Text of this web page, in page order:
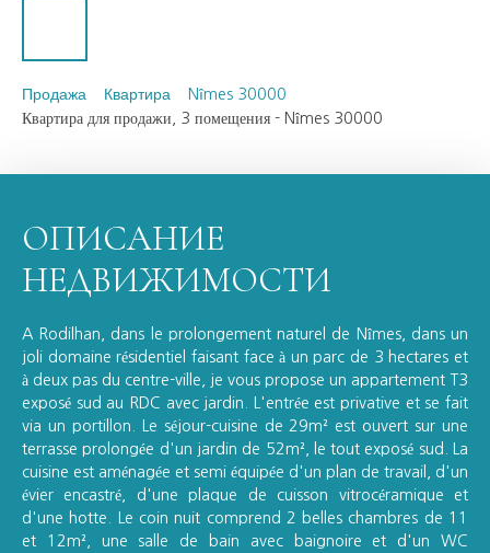
Продажа Квартира
Nîmes 30000
Квартира для продажи, 3 помещения - Nîmes 30000
ОПИСАНИЕ
НЕДВИЖИМОСТИ
A Rodilhan, dans le prolongement naturel de Nîmes, dans un
joli domaine résidentiel faisant face à un parc de 3 hectares et
à deux pas du centre-ville, je vous propose un appartement T3
exposé sud au RDC avec jardin. L'entrée est privative et se fait
via un portillon. Le séjour-cuisine de 29m² est ouvert sur une
terrasse prolongée d'un jardin de 52m², le tout exposé sud. La
cuisine est aménagée et semi équipée d'un plan de travail, d'un
évier encastré, d'une plaque de cuisson vitrocéramique et
d'une hotte. Le coin nuit comprend 2 belles chambres de 11
et 12m², une salle de bain avec baignoire et d'un WC